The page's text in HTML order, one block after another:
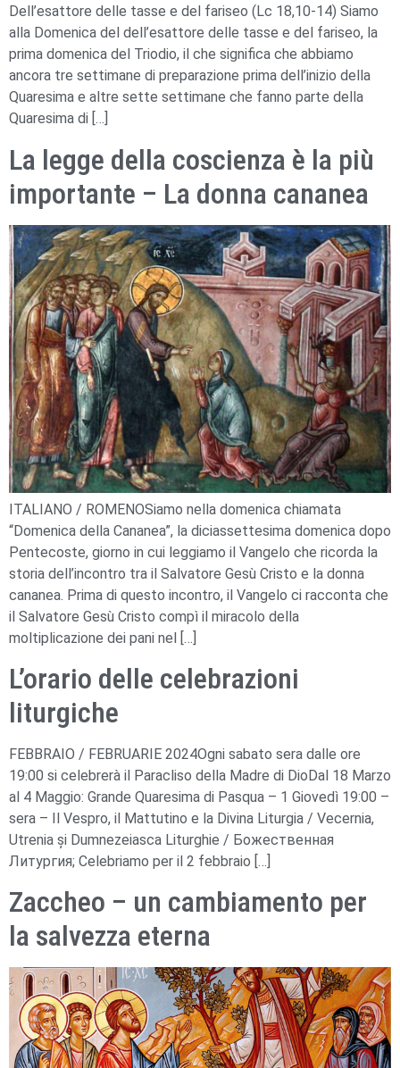
Dell’esattore delle tasse e del fariseo (Lc 18,10-14) Siamo
alla Domenica del dell’esattore delle tasse e del fariseo, la
prima domenica del Triodio, il che significa che abbiamo
ancora tre settimane di preparazione prima dell’inizio della
Quaresima e altre sette settimane che fanno parte della
Quaresima di […]
La legge della coscienza è la più
importante – La donna cananea
ITALIANO / ROMENOSiamo nella domenica chiamata
“Domenica della Cananea”, la diciassettesima domenica dopo
Pentecoste, giorno in cui leggiamo il Vangelo che ricorda la
storia dell’incontro tra il Salvatore Gesù Cristo e la donna
cananea. Prima di questo incontro, il Vangelo ci racconta che
il Salvatore Gesù Cristo compì il miracolo della
moltiplicazione dei pani nel […]
L’orario delle celebrazioni
liturgiche
FEBBRAIO / FEBRUARIE 2024Ogni sabato sera dalle ore
19:00 si celebrerà il Paracliso della Madre di DioDal 18 Marzo
al 4 Maggio: Grande Quaresima di Pasqua – 1 Giovedì 19:00 –
sera – Il Vespro, il Mattutino e la Divina Liturgia / Vecernia,
Utrenia și Dumnezeiasca Liturghie / Божественная
Литургия; Celebriamo per il 2 febbraio […]
Zaccheo – un cambiamento per
la salvezza eterna